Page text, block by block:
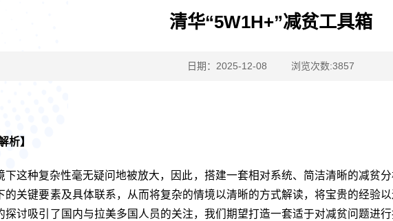
清华“5W1H+”减贫工具箱
日期：2025-12-08 浏览次数:3857
析】
下这种复杂性毫无疑问地被放大，因此，搭建一套相对系统、简洁清晰的减贫
关键要素及具体联系，从而将复杂的情境以清晰的方式解读，将宝贵的经验
讨吸引了国内与拉美多国人员的关注，我们期望打造一套适于对减贫问题进